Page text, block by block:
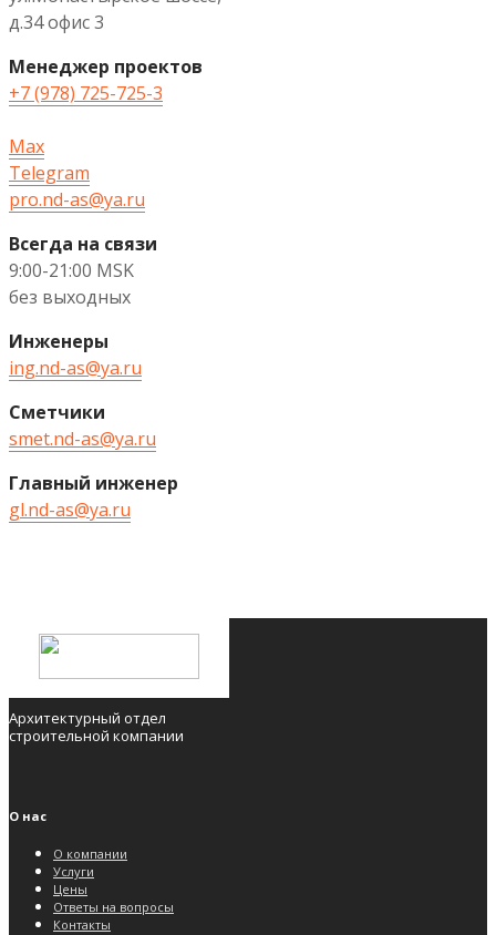
д.34 офис 3
Менеджер проектов
+7 (978) 725-725-3
Max
Telegram
pro.nd-as@ya.ru
Всегда на связи
9:00-21:00 MSK
без выходных
Инженеры
ing.nd-as@ya.ru
Сметчики
smet.nd-as@ya.ru
Главный инженер
gl.nd-as@ya.ru
Архитектурный отдел
строительной компании
О нас
О компании
Услуги
Цены
Ответы на вопросы
Контакты